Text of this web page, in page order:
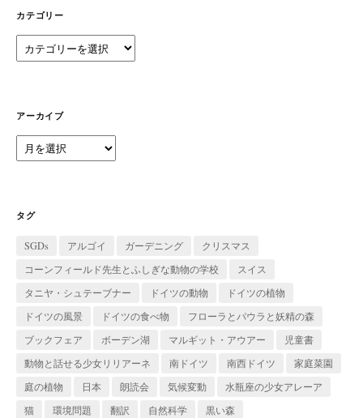
カテゴリー
テ
ー
アーカイブ
ー
ブ
タグ
SGDs アルゴイ ガーデニング
クリスマス
コーンフィールド先生とふしぎな動物の学校
スイス
タニヤ・シュテーブナー
ドイツの動物
ドイツの植物
ドイツの風景
ドイツの食べ物
フローラとパウラと妖精の森
ブックフェア
ボーデン湖 マルギット・アウアー
児童書
動物と話せる少女リリアーネ
南ドイツ 南西ドイツ
家庭菜園
庭の植物
日本 朗読会 気候変動
水瓶座の少女アレーア
猫
環境問題 翻訳 自然科学 黒い森